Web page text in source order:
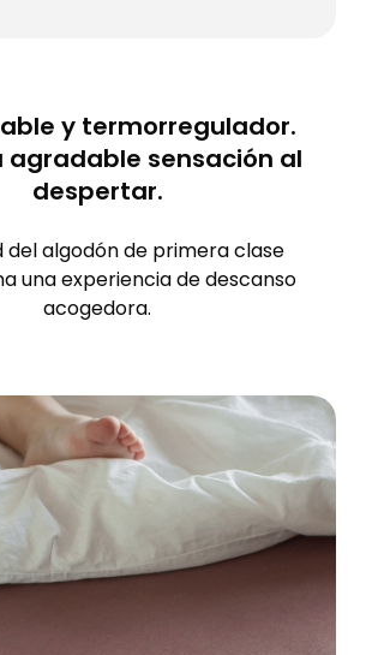
y termorregulador.
agradable sensación al
despertar.
del algodón de primera clase
una experiencia de descanso
acogedora.